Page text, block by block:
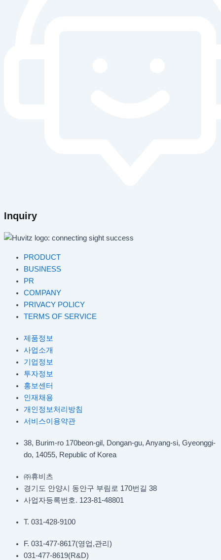
Inquiry
PRODUCT
BUSINESS
PR
COMPANY
PRIVACY POLICY
TERMS OF SERVICE
제품정보
사업소개
기업정보
투자정보
홍보센터
인재채용
개인정보처리방침
서비스이용약관
38, Burim-ro 170beon-gil, Dongan-gu, Anyang-si, Gyeonggi-
do, 14055, Republic of Korea
㈜휴비츠
경기도 안양시 동안구 부림로 170번길 38
사업자등록번호. 123-81-48801
T. 031-428-9100
F. 031-477-8617(영업,관리)
031-477-8619(R&D)